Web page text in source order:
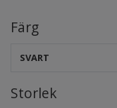
Färg
SVART
Storlek